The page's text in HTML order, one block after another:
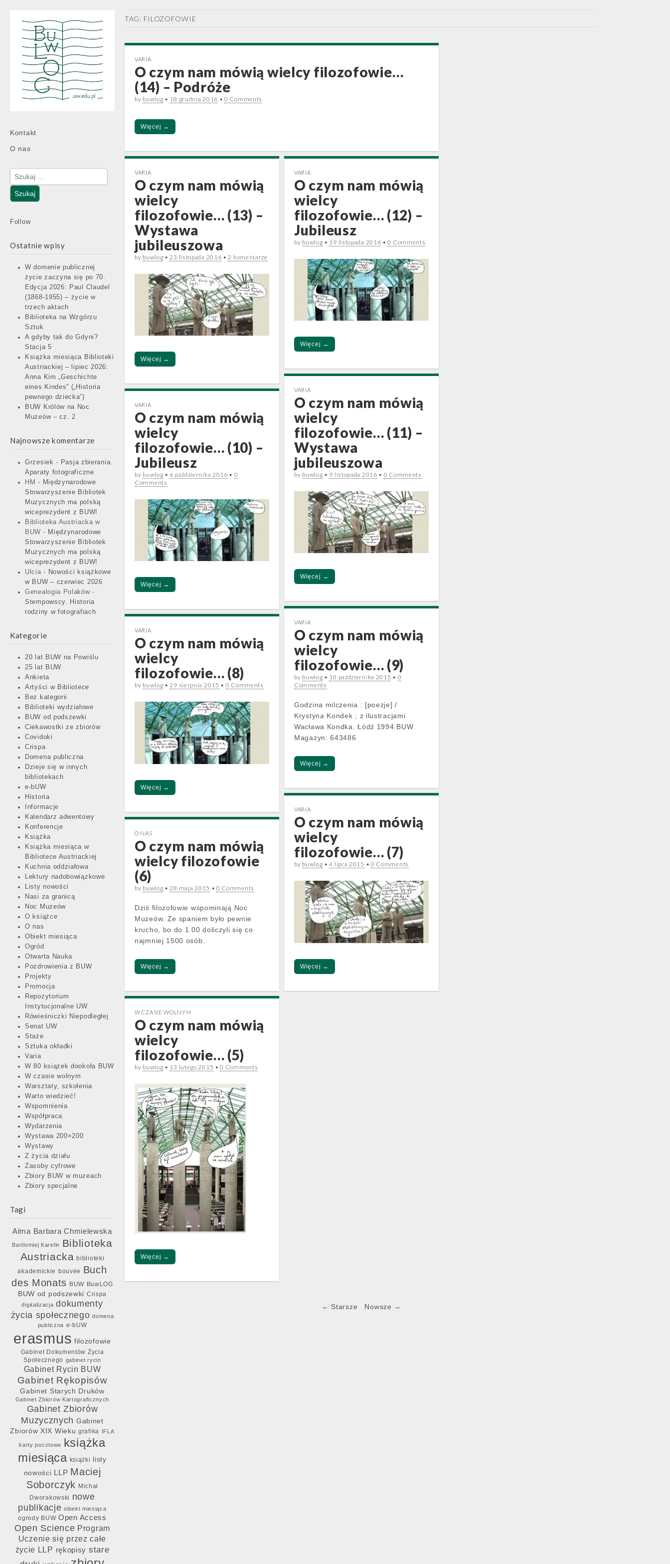
Main
menu
Skip
content
Kontakt
O nas
Szukaj:
Follow
Ostatnie wpisy
W domenie publicznej
życie zaczyna się po 70.
Edycja 2026: Paul Claudel
(1868-1955) – życie w
trzech aktach
Biblioteka na Wzgórzu
Sztuk
A gdyby tak do Gdyni?
Stacja 5
Książka miesiąca Biblioteki
Austriackiej – lipiec 2026:
Anna Kim „Geschichte
eines Kindes” („Historia
pewnego dziecka”)
BUW Królów na Noc
Muzeów – cz. 2
Najnowsze komentarze
Grzesiek - Pasja zbierania.
Aparaty fotograficzne
HM - Międzynarodowe
Stowarzyszenie Bibliotek
Muzycznych ma polską
wiceprezydent z BUW!
Biblioteka Austriacka w
BUW - Międzynarodowe
Stowarzyszenie Bibliotek
Muzycznych ma polską
wiceprezydent z BUW!
Ulcia - Nowości książkowe
w BUW – czerwiec 2026
Genealogia Polaków-
Stempowscy. Historia
rodziny w fotografiach
Kategorie
20 lat BUW na Powiślu
25 lat BUW
Ankieta
Artyści w Bibliotece
Bez kategorii
Biblioteki wydziałowe
BUW od podszewki
Ciekawostki ze zbiorów
Covidoki
Crispa
Domena publiczna
Dzieje się w innych
bibliotekach
e-bUW
Historia
Informacje
Kalendarz adwentowy
Konferencje
Książka
Książka miesiąca w
Bibliotece Austriackiej
Kuchnia oddziałowa
Lektury nadobowiązkowe
Listy nowości
Nasi za granicą
Noc Muzeów
O książce
O nas
Obiekt miesiąca
Ogród
Otwarta Nauka
Pozdrowienia z BUW
Projekty
Promocja
Repozytorium
Instytucjonalne UW
Rówieśniczki Niepodległej
Senat UW
Staże
Sztuka okładki
Varia
W 80 książek dookoła BUW
W czasie wolnym
Warsztaty, szkolenia
Warto wiedzieć!
Wspomnienia
Współpraca
Wydarzenia
Wystawa 200×200
Wystawy
Z życia działu
Zasoby cyfrowe
Zbiory BUW w muzeach
Zbiory specjalne
Tagi
Alma Barbara Chmielewska
Bartłomiej Karelin Biblioteka
Austriacka biblioteki
akademickie
bouvée
Buch
des Monats BUW BuwLOG
BUW od podszewki Crispa
digitalizacja dokumenty
życia społecznego domena
publiczna e-bUW
erasmus filozofowie
Gabinet Dokumentów Życia
Społecznego gabinet rycin
Gabinet Rycin BUW
Gabinet Rękopisów
Gabinet Starych Druków
Gabinet Zbiorów Kartograficznych
Gabinet Zbiorów
Muzycznych Gabinet
Zbiorów XIX Wieku grafika IFLA
karty pocztowe książka
miesiąca książki
listy
nowości LLP Maciej
Soborczyk
Michał
Dworakowski
nowe
publikacje obiekt miesiąca
ogrody BUW Open Access
Open Science Program
Uczenie się przez całe
życie LLP rękopisy stare
TAG: FILOZOFOWIE
VARIA
O czym nam mówią wielcy filozofowie…
(14) – Podróże
by buwlog • 18 grudnia 2016 •0 Comments
Więcej →
VARIA
O czym nam mówią
wielcy
filozofowie… (13) –
Wystawa
jubileuszowa
by buwlog •23 listopada 2016 •2 komentarze
Więcej →
VARIA
O czym nam mówią
wielcy
filozofowie… (12) –
Jubileusz
by buwlog • 19 listopada 2016 •0 Comments
Więcej →
VARIA
O czym nam mówią
wielcy
filozofowie… (11) –
Wystawa
jubileuszowa
by buwlog • 9 listopada 2016 • 0 Comments
Więcej →
VARIA
O czym nam mówią
wielcy
filozofowie… (10) –
Jubileusz
by buwlog • 6 października 2016 • 0
Comments
Więcej →
VARIA
O czym nam mówią
wielcy
filozofowie… (9)
by buwlog • 10 października 2015 • 0
Comments
Godzina milczenia : [poezje] /
Krystyna Kondek ; z ilustracjami
Wacława Kondka. Łódź 1994.BUW
Magazyn: 643486
Więcej →
VARIA
O czym nam mówią
wielcy
filozofowie… (8)
by buwlog •29 sierpnia 2015 • 0 Comments
Więcej →
VARIA
O czym nam mówią
wielcy
filozofowie… (7)
by buwlog •4 lipca 2015 • 0 Comments
Więcej →
O NAS
O czym nam mówią
wielcy filozofowie
(6)
by buwlog • 28 maja 2015 • 0 Comments
Dziś filozofowie wspominają Noc
Muzeów. Ze spaniem było pewnie
krucho, bo do 1.00 doliczyli się co
najmniej 1500 osób.
Więcej →
W CZASIE WOLNYM
O czym nam mówią
wielcy
filozofowie… (5)
by buwlog • 13 lutego 2015 •0 Comments
Więcej →
← Starsze Nowsze →